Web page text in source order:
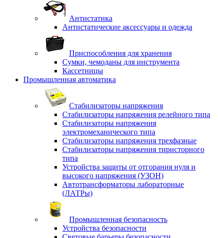
Антистатика
Антистатические аксессуары и одежда
Приспособления для хранения
Сумки, чемоданы для инструмента
Кассетницы
Промышленная автоматика
Стабилизаторы напряжения
Стабилизаторы напряжения релейного типа
Стабилизаторы напряжения
электромеханического типа
Стабилизаторы напряжения трехфазные
Стабилизаторы напряжения тиристорного
типа
Устройства защиты от отгорания нуля и
высокого напряжения (УЗОН)
Автотрансформаторы лабораторные
(ЛАТРы)
Промышленная безопасность
Устройства безопасности